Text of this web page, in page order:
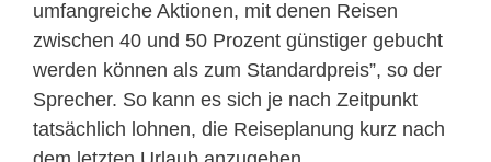
umfangreiche Aktionen, mit denen Reisen
zwischen 40 und 50 Prozent günstiger gebucht
werden können als zum Standardpreis”, so der
Sprecher. So kann es sich je nach Zeitpunkt
tatsächlich lohnen, die Reiseplanung kurz nach